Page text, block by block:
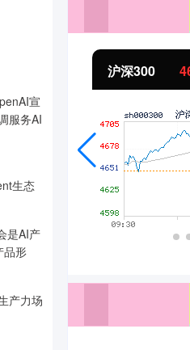
宣
服务AI
生态
是AI产
品形
产力场
北证50